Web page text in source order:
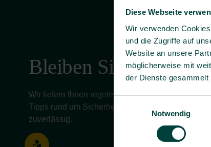
Diese Webseite
Wir verwenden
und die Zugriffe auf
Website an unsere
möglicherweise mit
der Dienste gesammelt
Notwendig
Bleiben Sie
Wir liefern Ihnen regelmäßig aktuelle
Tipps rund um Sicherheit und Gesundheit bei der
zuverlässig.